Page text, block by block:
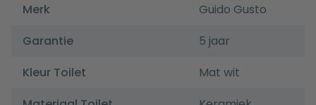
Merk
Guido Gusto
Garantie
5 jaar
Kleur Toilet
Mat wit